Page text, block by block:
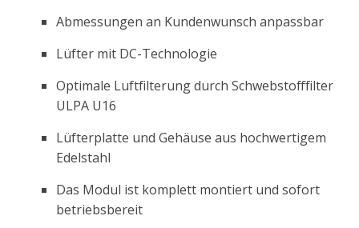
Abmessungen an Kundenwunsch anpassbar
Lüfter mit DC-Technologie
Optimale Luftfilterung durch Schwebstofffilter
ULPA U16
Lüfterplatte und Gehäuse aus hochwertigem
Edelstahl
Das Modul ist komplett montiert und sofort
betriebsbereit